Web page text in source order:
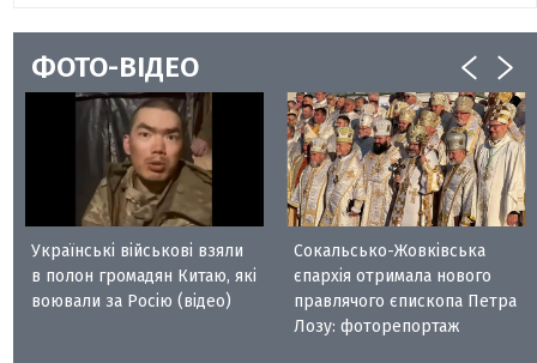
ФОТО-ВІДЕО
Українські військові взяли
в полон громадян Китаю, які
воювали за Росію (відео)
Сокальсько-Жовківська
єпархія отримала нового
правлячого єпископа Петра
Лозу: фоторепортаж